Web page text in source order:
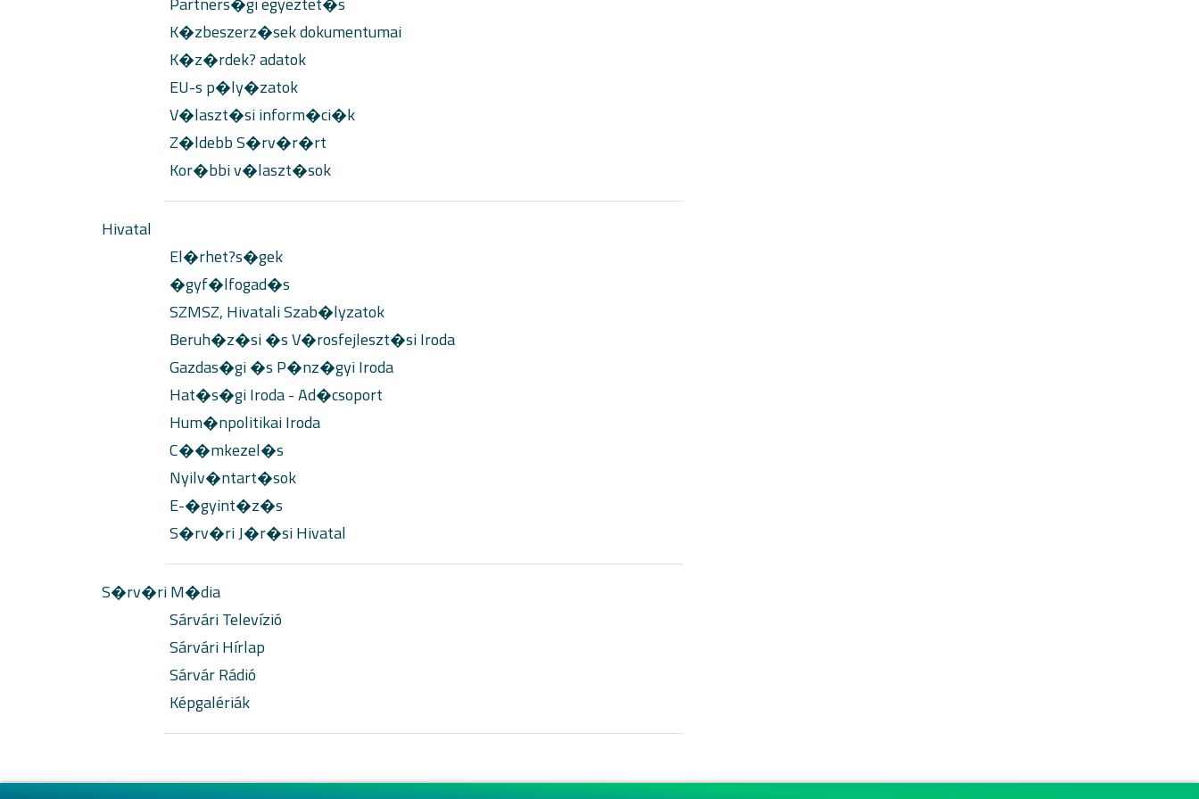
K�zbeszerz�sek dokumentumai
K�z�rdek? adatok
EU-s p�ly�zatok
V�laszt�si inform�ci�k
Z�ldebb S�rv�r�rt
Kor�bbi v�laszt�sok
Hivatal
El�rhet?s�gek
�gyf�lfogad�s
SZMSZ, Hivatali Szab�lyzatok
Beruh�z�si �s V�rosfejleszt�si Iroda
Gazdas�gi �s P�nz�gyi Iroda
Hat�s�gi Iroda - Ad�csoport
Hum�npolitikai Iroda
C��mkezel�s
Nyilv�ntart�sok
E-�gyint�z�s
S�rv�ri J�r�si Hivatal
S�rv�ri M�dia
Sárvári Televízió
Sárvári Hírlap
Sárvár Rádió
Képgalériák